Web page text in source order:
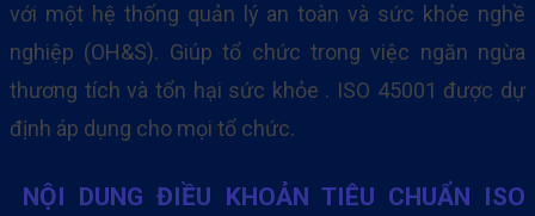
với một hệ thống quản lý an toàn và sức khỏe nghề
nghiệp (OH&S). Giúp tổ chức trong việc ngăn ngừa
thương tích và tổn hại sức khỏe . ISO 45001 được dự
định áp dụng cho mọi tổ chức.
NỘI DUNG ĐIỀU KHOẢN TIÊU CHUẨN ISO